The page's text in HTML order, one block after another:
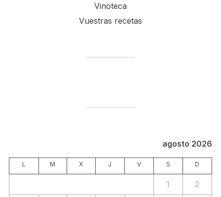
Vinoteca
Vuestras recetas
agosto 2026
L M X J V S D
1 2